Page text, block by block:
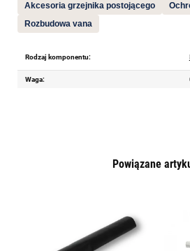
Akcesoria grzejnika postojącego
Rozbudowa vana
Rodzaj komponentu:
Waga:
Powiązane